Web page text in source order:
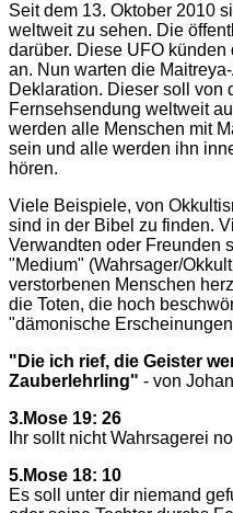
Seit dem 13. Oktober 2010
weltweit zu sehen. Die
darüber. Diese UFO
an. Nun warten die
Deklaration. Dieser soll von
Fernsehsendung weltweit
werden alle Menschen mit
sein und alle werden ihn
hören.
Viele Beispiele, von
sind in der Bibel zu finden.
Verwandten oder Freunden
"Medium" (Wahrsager/
verstorbenen Menschen
die Toten, die hoch
"dämonische
"Die ich rief, die Geister
Zauberlehrling" - von
3.Mose 19: 26
Ihr sollt nicht Wahrsagerei
5.Mose 18: 10
Es soll unter dir niemand